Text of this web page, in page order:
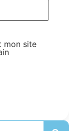
mon site